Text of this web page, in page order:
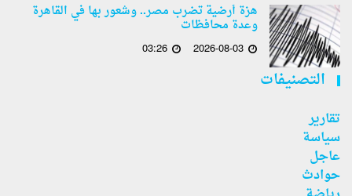
هزة أرضية تضرب مصر.. وشعور بها في القاهرة
وعدة محافظات
2026-08-03
03:26
التصنيفات
تقارير
سياسة
عاجل
حوادث